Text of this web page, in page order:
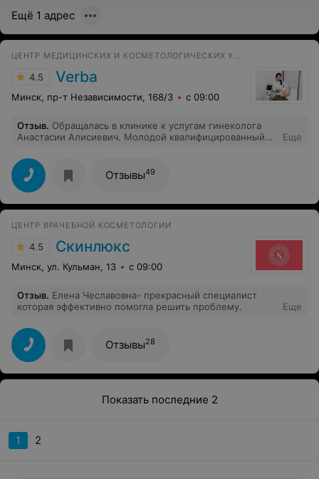
Ещё 1 адрес
ЦЕНТР МЕДИЦИНСКИХ И КОСМЕТОЛОГИЧЕСКИХ УСЛУГ
4.5 Verba
Минск, пр-т Независимости, 168/3 с 09:00
Отзыв. Обращалась в клинике к услугам гинеколога
Анастасии Алисиевич. Молодой квалифицированный
Внимательная, спокойная умеет найти подход к
пациентам, доходчиво объяснить суть назначенных
исследований. Буду обращаться к вам и дальше!!!
Еще
Отзывы49
ЦЕНТР ВРАЧЕБНОЙ КОСМЕТОЛОГИИ
4.5 Скинлюкс
Минск, ул. Кульман, 13 с 09:00
Отзыв. Елена Чеславовна- прекрасный специалист
которая эффективно помогла решить проблему.
Еще
Отзывы28
Показать последние 2
1 2